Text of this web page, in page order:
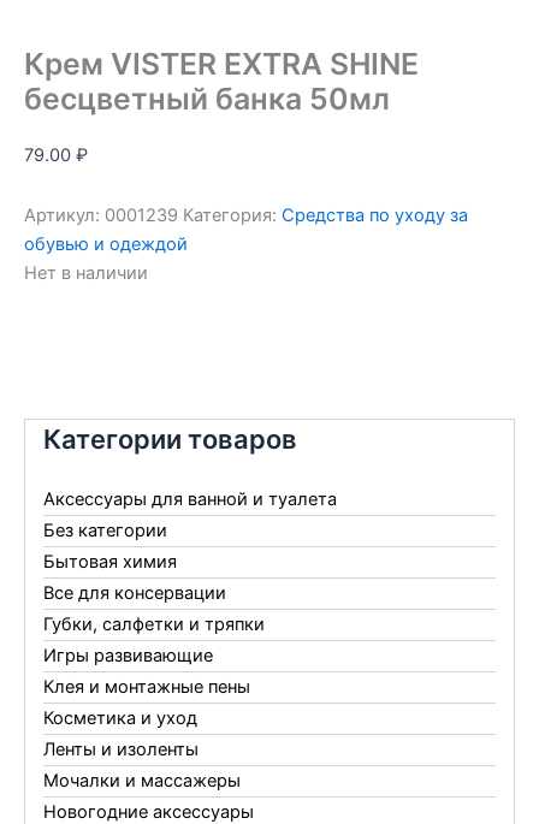
Категории товаров
Аксессуары для ванной и туалета
Без категории
Бытовая химия
Все для консервации
Губки, салфетки и тряпки
Игры развивающие
Клея и монтажные пены
Косметика и уход
Ленты и изоленты
Мочалки и массажеры
Новогодние аксессуары
Крем VISTER EXTRA SHINE
бесцветный банка 50мл
79.00 ₽
Артикул: 0001239 Категория: Средства по уходу за
обувью и одеждой
Нет в наличии